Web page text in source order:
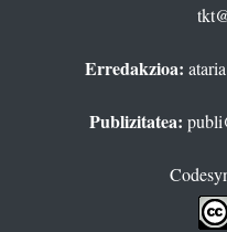
Erredakzioa:
Publizitatea: